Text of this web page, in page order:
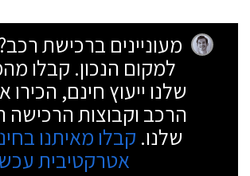
מעוניינים ברכישת
למקום הנכון. קבלו
שלנו ייעוץ חינם,
הרכב וקבוצות הרכישה
שלנו. קבלו מאיתנו
אטרקטיבית